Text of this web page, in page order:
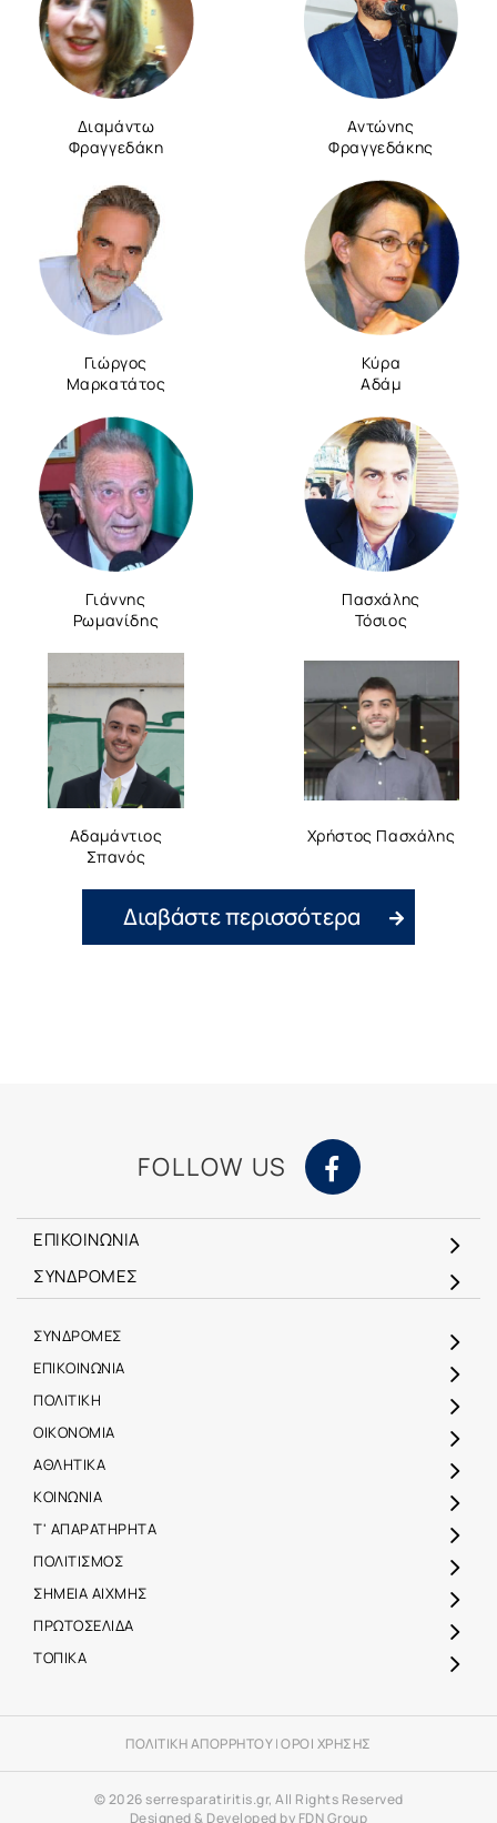
Διαμάντω
Φραγγεδάκη
Αντώνης
Φραγγεδάκης
Γιώργος
Μαρκατάτος
Κύρα
Αδάμ
Γιάννης
Ρωμανίδης
Πασχάλης
Τόσιος
Αδαμάντιος
Σπανός
Χρήστος Πασχάλης
Διαβάστε περισσότερα
FOLLOW US
ΕΠΙΚΟΙΝΩΝΙΑ
ΣΥΝΔΡΟΜΕΣ
ΣΥΝΔΡΟΜΕΣ
ΕΠΙΚΟΙΝΩΝΙΑ
ΠΟΛΙΤΙΚΗ
ΟΙΚΟΝΟΜΙΑ
ΑΘΛΗΤΙΚΑ
ΚΟΙΝΩΝΙΑ
Τ' ΑΠΑΡΑΤΗΡΗΤΑ
ΠΟΛΙΤΙΣΜΟΣ
ΣΗΜΕΙΑ ΑΙΧΜΗΣ
ΠΡΩΤΟΣΕΛΙΔΑ
ΤΟΠΙΚΑ
ΠΟΛΙΤΙΚΗ ΑΠΟΡΡΗΤΟΥ|ΟΡΟΙ ΧΡΗΣΗΣ
© 2026 serresparatiritis.gr, All Rights Reserved
Designed & Developed by FDN Group